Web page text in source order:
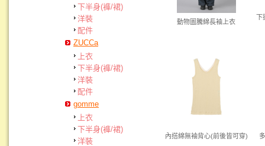
下半身(褲/裙)
洋裝
配件
ZUCCa
上衣
下半身(褲/裙)
洋裝
配件
gomme
上衣
下半身(褲/裙)
洋裝
動物圖騰綿長袖上衣
下
內搭綿無袖背心(前後皆可穿)